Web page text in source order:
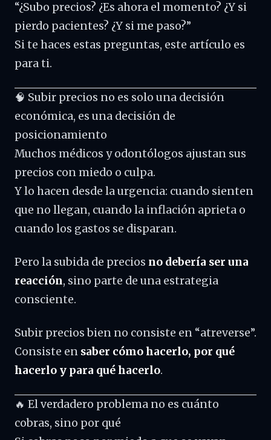
“¿Subo precios? ¿Es ahora el momento? ¿Y si
pierdo pacientes? ¿Y si me paso?”
Si te haces estas preguntas, este artículo es
para ti.
🧠 Subir precios no es solo una decisión
económica, es una decisión de
posicionamiento
Muchos médicos y odontólogos ajustan sus
precios con miedo o culpa.
Y lo hacen desde la urgencia: cuando sienten
que no llegan, cuando la inflación aprieta o
cuando los gastos se disparan.
Pero la subida de precios no debería ser una
reacción, sino parte de una estrategia
consciente.
Subir precios bien no consiste en “atreverse”.
Consiste en saber cómo hacerlo, por qué
hacerlo y para qué hacerlo.
🔥 El verdadero problema no es cuánto
cobras, sino por qué